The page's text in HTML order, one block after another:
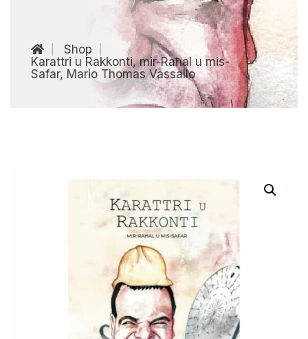
Shop
Karattri u Rakkonti, mir-Raħal u mis-
Safar, Mario Thomas Vassallo